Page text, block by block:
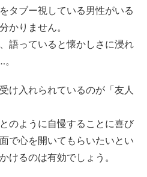
タブー視している男性がいる
かりません。
語っていると懐かしさに浸れ
け入れられているのが 「友人
のように自慢することに喜び
で心を開いてもらいたいとい
けるのは有効でしょう。